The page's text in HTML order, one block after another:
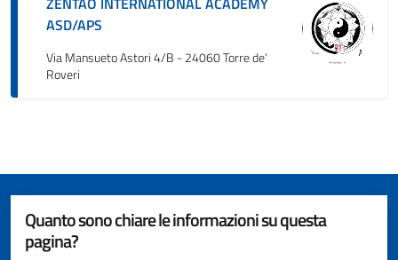
ASD/APS
Via Mansueto Astori 4/B - 24060 Torre de'
Roveri
Quanto sono chiare le informazioni su questa
pagina?